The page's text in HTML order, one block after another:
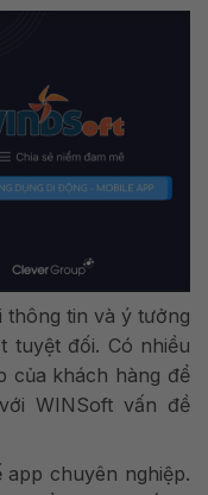
thông tin và ý tưởng
tuyệt đối. Có nhiều
của khách hàng để
WINSoft vấn đề
chuyên nghiệp.